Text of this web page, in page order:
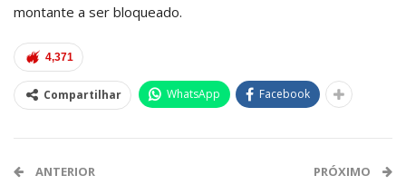
montante a ser bloqueado.
4,371
Compartilhar WhatsApp Facebook
ANTERIOR PRÓXIMO